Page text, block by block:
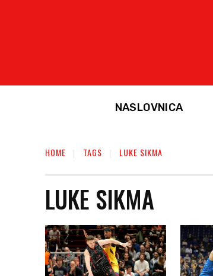
NASLOVNICA
HOME TAGS LUKE SIKMA
LUKE SIKMA